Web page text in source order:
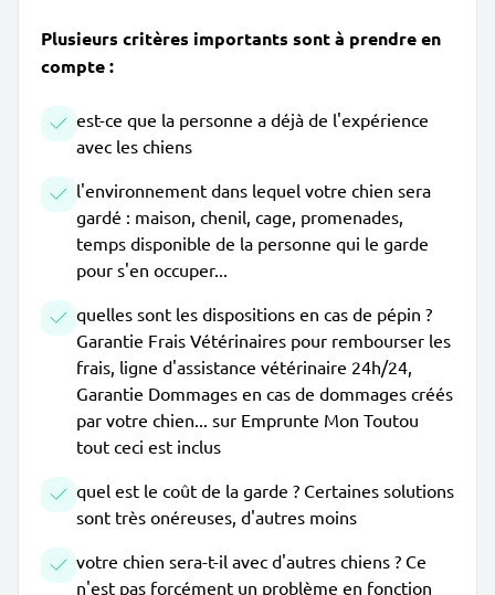
Plusieurs critères importants sont à prendre en
compte :
est-ce que la personne a déjà de l'expérience
avec les chiens
l'environnement dans lequel votre chien sera
gardé : maison, chenil, cage, promenades,
temps disponible de la personne qui le garde
pour s'en occuper...
quelles sont les dispositions en cas de pépin ?
Garantie Frais Vétérinaires pour rembourser les
frais, ligne d'assistance vétérinaire 24h/24,
Garantie Dommages en cas de dommages créés
par votre chien... sur Emprunte Mon Toutou
tout ceci est inclus
quel est le coût de la garde ? Certaines solutions
sont très onéreuses, d'autres moins
votre chien sera-t-il avec d'autres chiens ? Ce
n'est pas forcément un problème en fonction